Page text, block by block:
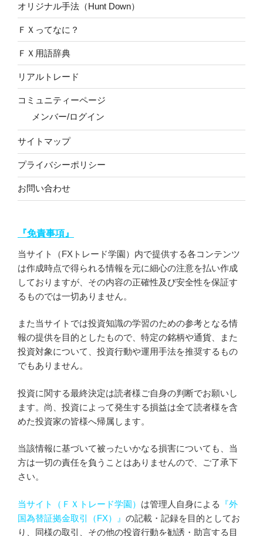
オリジナル手法（Hunt Down）
ＦＸってなに？
ＦＸ用語辞典
リアルトレード
コミュニティーページ
メンバー/ログイン
サイトマップ
プライバシーポリシー
お問い合わせ
『免責事項』
当サイト（FXトレード学園）内で提供する各コンテンツ
は作成時点で得られる情報を元に細心の注意を払い作成
しておりますが、その内容の正確性及び安全性を保証す
るものでは一切ありません。
また当サイトでは投資知識の学習のための参考となる情
報の提供を目的としたもので、特定の銘柄や通貨、また
投資対象について、投資行動や運用手法を推奨するもの
でもありません。
投資に関する最終決定は読者様ご自身の判断でお願いし
ます。尚、投資によって発生する損益は全て読者様を含
めた投資家の皆様へ帰属します。
当該情報に基づいて被ったいかなる損害についても、当
方は一切の責任を負うことはありませんので、ご了承下
さい。
当サイト（ＦＸトレード学園） は管理人自身による
『外
国為替証拠金取引（FX）』 の記載・記録を目的としてお
り、同様の取引、その他の投資行動を勧誘・助言する目